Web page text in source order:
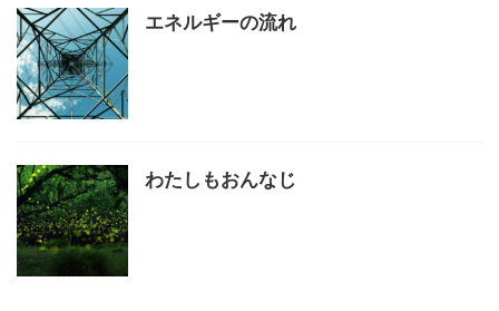
エネルギーの流れ
わたしもおんなじ